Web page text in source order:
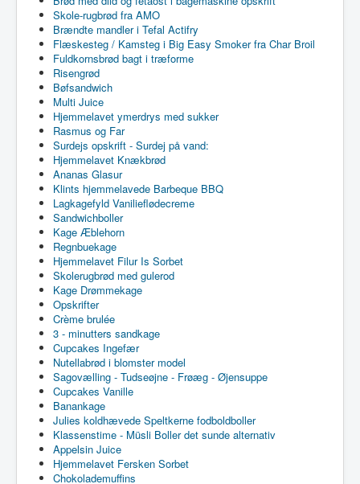
Skole-rugbrød fra AMO
Brændte mandler i Tefal Actifry
Flæskesteg / Kamsteg i Big Easy Smoker fra Char Broil
Fuldkornsbrød bagt i træforme
Risengrød
Bøfsandwich
Multi Juice
Hjemmelavet ymerdrys med sukker
Rasmus og Far
Surdejs opskrift - Surdej på vand:
Hjemmelavet Knækbrød
Ananas Glasur
Klints hjemmelavede Barbeque BBQ
Lagkagefyld Vanilieflødecreme
Sandwichboller
Kage Æblehorn
Regnbuekage
Hjemmelavet Filur Is Sorbet
Skolerugbrød med gulerod
Kage Drømmekage
Opskrifter
Crème brulée
3 - minutters sandkage
Cupcakes Ingefær
Nutellabrød i blomster model
Sagovælling - Tudseøjne - Frøæg - Øjensuppe
Cupcakes Vanille
Banankage
Julies koldhævede Speltkerne fodboldboller
Klassenstime - Müsli Boller det sunde alternativ
Appelsin Juice
Hjemmelavet Fersken Sorbet
Chokolademuffins